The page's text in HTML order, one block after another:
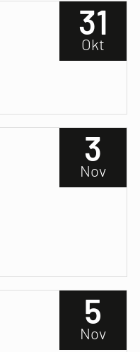
31
Okt
3
Nov
5
Nov